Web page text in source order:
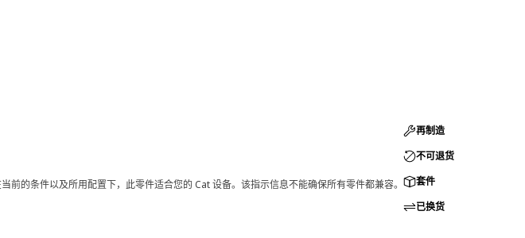
的条件以及所用配置下，此零件适合您的 Cat 设备。该指示信息不能确保所有零件都兼容。
再制造
不可退货
套件
已换货